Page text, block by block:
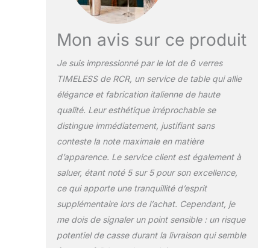
Mon avis sur ce produit
Je suis impressionné par le lot de 6 verres
TIMELESS de RCR, un service de table qui allie
élégance et fabrication italienne de haute
qualité. Leur esthétique irréprochable se
distingue immédiatement, justifiant sans
conteste la note maximale en matière
d’apparence. Le service client est également à
saluer, étant noté 5 sur 5 pour son excellence,
ce qui apporte une tranquillité d’esprit
supplémentaire lors de l’achat. Cependant, je
me dois de signaler un point sensible : un risque
potentiel de casse durant la livraison qui semble